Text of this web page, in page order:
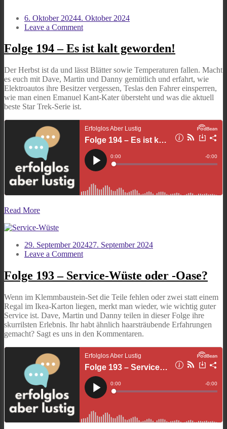
6. Oktober 20244. Oktober 2024
Leave a Commenton
194
–
ist
kalt
geworden!
Folge 194 – Es ist kalt geworden!
Der Herbst ist da und lässt Blätter sowie Temperaturen fallen. Macht
es euch mit Dave, Martin und Danny gemütlich und erfahrt, wie
Elektroautos ihre Besitzer vergessen, Teslas den Fahrer einsperren,
wie man einen Emanuel Kant-Kater übersteht und was die aktuell
beste Star Trek-Serie ist.
Read More
29. September 202427. September 2024
Leave a Commenton
193
–
Wüste
oder
-
Oase?
Folge 193 – Service-Wüste oder -Oase?
Wenn im Klemmbaustein-Set die Teile fehlen oder zwei statt einem
Regal im Ikea-Karton liegen, merkt man wieder, wie wichtig guter
Service ist. Dave, Martin und Danny teilen in dieser Folge ihre
skurrilsten Erlebnis. Ihr habt ähnlich haarsträubende Erfahrungen
gemacht? Sagt es uns in den Kommentaren.